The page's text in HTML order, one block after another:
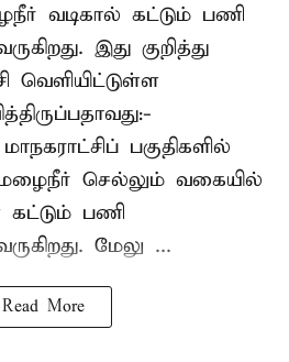
வடிகால் கட்டும் பணி
இது குறித்து
வெளியிட்டுள்ள
பகுதிகளில்
செல்லும் வகையில்
பணி
மேலு ...
Read More